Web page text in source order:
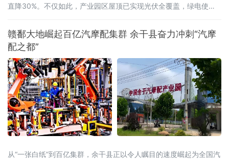
直降30%。不仅如此，产业园区屋顶已实现光伏全覆盖，绿电使用
着100%清洁供能的目标迈进。
赣鄱大地崛起百亿汽摩配集群 余干县奋力冲刺“汽摩
配之都”
从“一张白纸”到百亿集群，余干县正以令人瞩目的速度崛起为全国汽